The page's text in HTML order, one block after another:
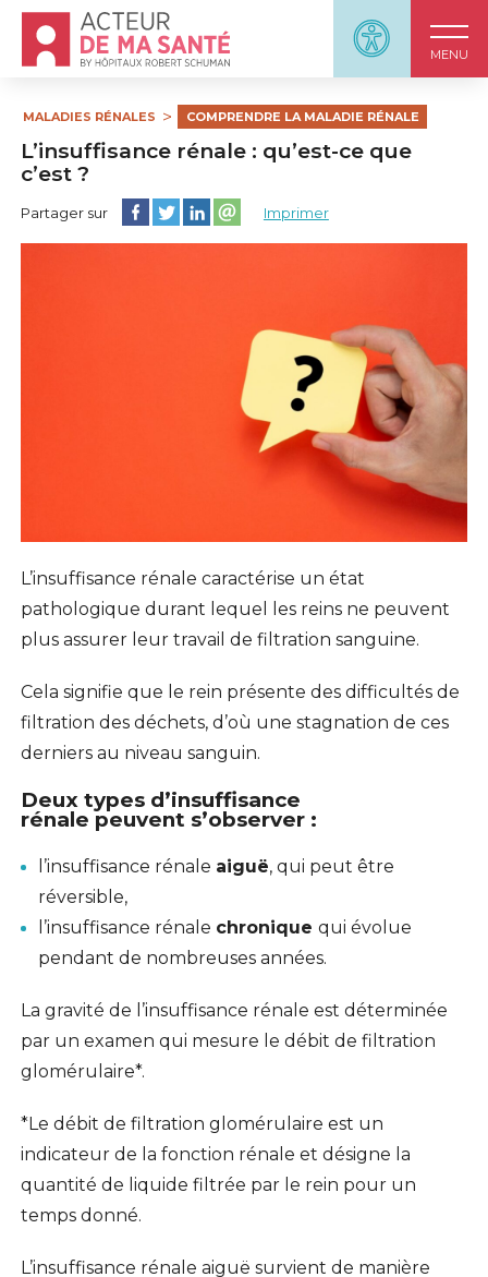
Panneau
MENU
Accueil - Acteur de ma santé, by HôpitauxRobert
MALADIES RÉNALES COMPRENDRE LA MALADIE RÉNALE
L’insuffisance rénale : qu’est-ce que
c’est ?
Partager sur Partager cette page sur Facebook
Partager cette page sur Twitter
Partager cette page sur LinkedIn
Partager cette page sur email
Imprimer
L’insuffisance rénale caractérise un état
pathologique durant lequel les reins ne peuvent
plus assurer leur travail de filtration sanguine.
Cela signifie que le rein présente des difficultés de
filtration des déchets, d’où une stagnation de ces
derniers au niveau sanguin.
Deux types d’insuffisance
rénale peuvent s’observer :
l’insuffisance rénale aiguë, qui peut être
réversible,
l’insuffisance rénale chronique qui évolue
pendant de nombreuses années.
La gravité de l’insuffisance rénale est déterminée
par un examen qui mesure le débit de filtration
glomérulaire*.
*Le débit de filtration glomérulaire est un
indicateur de la fonction rénale et désigne la
quantité de liquide filtrée par le rein pour un
temps donné.
L’insuffisance rénale aiguë survient de manière